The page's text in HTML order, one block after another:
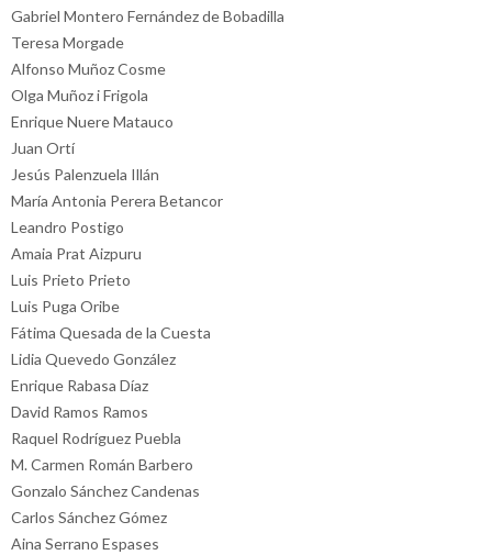
Gabriel Montero Fernández de Bobadilla
Teresa Morgade
Alfonso Muñoz Cosme
Olga Muñoz i Frigola
Enrique Nuere Matauco
Juan Ortí
Jesús Palenzuela Illán
María Antonia Perera Betancor
Leandro Postigo
Amaia Prat Aizpuru
Luis Prieto Prieto
Luis Puga Oribe
Fátima Quesada de la Cuesta
Lidia Quevedo González
Enrique Rabasa Díaz
David Ramos Ramos
Raquel Rodríguez Puebla
M. Carmen Román Barbero
Gonzalo Sánchez Candenas
Carlos Sánchez Gómez
Aina Serrano Espases